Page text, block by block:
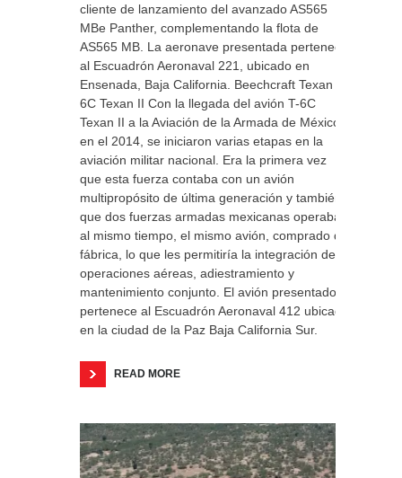
cliente de lanzamiento del avanzado AS565
MBe Panther, complementando la flota de
AS565 MB. La aeronave presentada pertenece
al Escuadrón Aeronaval 221, ubicado en
Ensenada, Baja California. Beechcraft Texan T-
6C Texan II Con la llegada del avión T-6C
Texan II a la Aviación de la Armada de México
en el 2014, se iniciaron varias etapas en la
aviación militar nacional. Era la primera vez
que esta fuerza contaba con un avión
multipropósito de última generación y también
que dos fuerzas armadas mexicanas operaban
al mismo tiempo, el mismo avión, comprado de
fábrica, lo que les permitiría la integración de
operaciones aéreas, adiestramiento y
mantenimiento conjunto. El avión presentado
pertenece al Escuadrón Aeronaval 412 ubicado
en la ciudad de la Paz Baja California Sur.
READ MORE